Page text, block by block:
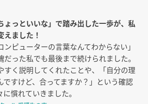
といいな」で踏み出した一歩が、私
えました！
ンピューターの言葉なんてわからない」
だった私でも最後まで続けられました。
すく説明してくれたことや、「自分の理
ですけど、合ってますか？」という確認
慣れていきました。